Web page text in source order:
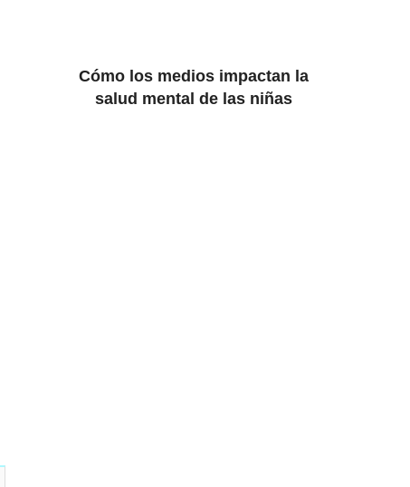
Cómo los medios impactan la
salud mental de las niñas